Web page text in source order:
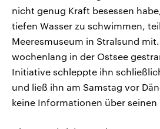
nicht genug Kraft besessen
tiefen Wasser zu schwimmen,
Meeresmuseum in Stralsund
wochenlang in der Ostsee
Initiative schleppte ihn
und ließ ihn am Samstag vor
keine Informationen über seinen